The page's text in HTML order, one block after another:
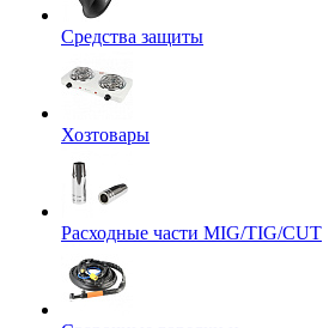
Средства защиты
Хозтовары
Расходные части MIG/TIG/CUT